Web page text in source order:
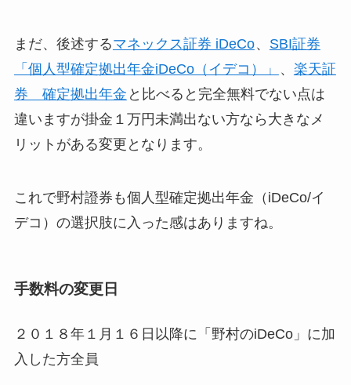
まだ、後述するマネックス証券 iDeCo、 SBI証券
「個人型確定拠出年金iDeCo（イデコ）」
、 楽天証
券 確定拠出年金 と比べると完全無料でない点は
違いますが掛金１万円未満出ない方なら大きなメ
リットがある変更となります。
これで野村證券も個人型確定拠出年金（iDeCo/イ
デコ）の選択肢に入った感はありますね。
手数料の変更日
２０１８年１月１６日以降に「野村のiDeCo」に加
入した方全員